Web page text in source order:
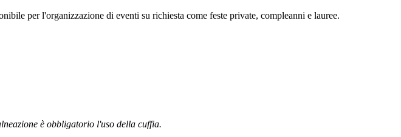
per l'organizzazione di eventi su richiesta come feste private, compleanni e lauree.
è obbligatorio l'uso della cuffia.